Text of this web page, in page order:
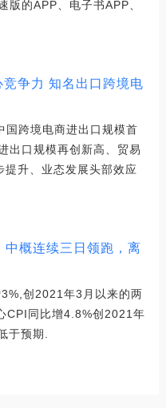
版的APP、电子书APP、
争力 知名出口跨境电
跨境电商进出口规模首
出口规模再创新高、贸易
升、业态发展头部效应
概连续三日领跑，离
创2021年3月以来的两
CPI同比增4.8%创2021年
于预期.